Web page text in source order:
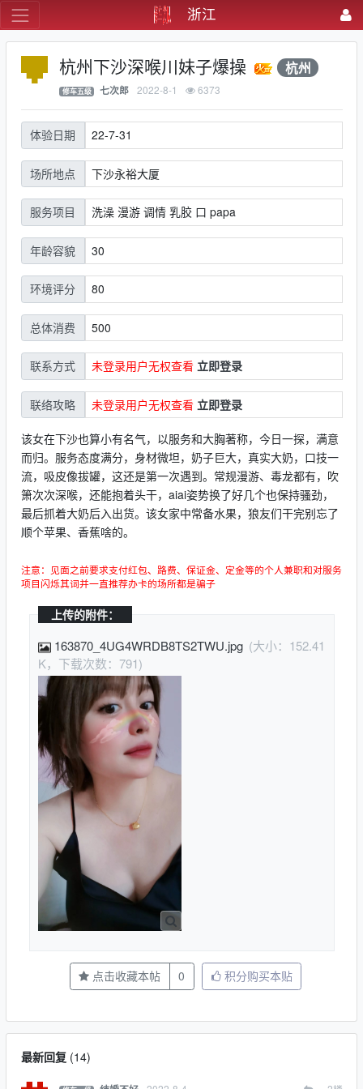
浙江
杭州下沙深喉川妹子爆操 杭州
修车五级 七次郎 2022-8-1 6373
体验日期 22-7-31
场所地点 下沙永裕大厦
服务项目 洗澡 漫游 调情 乳胶 口 papa
年龄容貌 30
环境评分 80
总体消费 500
联系方式 未登录用户无权查看 立即登录
联络攻略 未登录用户无权查看 立即登录
该女在下沙也算小有名气，以服务和大胸著称，今日一探，满意
而归。服务态度满分，身材微坦，奶子巨大，真实大奶，口技一
流，吸皮像拔罐，这还是第一次遇到。常规漫游、毒龙都有，吹
箫次次深喉，还能抱着头干，aiai姿势换了好几个也保持骚劲，
最后抓着大奶后入出货。该女家中常备水果，狼友们干完别忘了
顺个苹果、香蕉啥的。
注意：见面之前要求支付红包、路费、保证金、定金等的个人兼职和对服务
项目闪烁其词并一直推荐办卡的场所都是骗子
上传的附件：
163870_4UG4WRDB8TS2TWU.jpg (大小：152.41
K，下载次数：791)
点击收藏本帖 0 积分购买本贴
最新回复(14)